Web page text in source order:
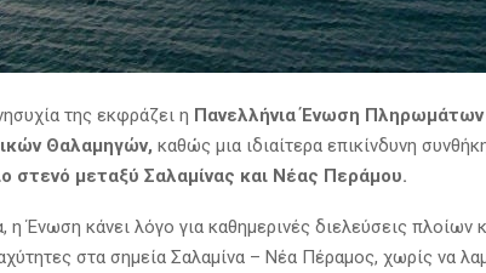
της εκφράζει η Πανελλήνια Ένωση Πληρωμάτων
Θαλαμηγών, καθώς μια ιδιαίτερα επικίνδυνη
στενό μεταξύ Σαλαμίνας και Νέας Περάμου.
η Ένωση κάνει λόγο για καθημερινές διελεύσεις
στα σημεία Σαλαμίνα – Νέα Πέραμος, χωρίς να